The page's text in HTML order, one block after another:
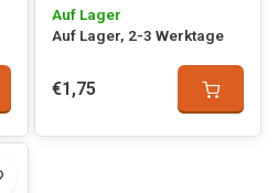
Auf Lager
Auf Lager, 2-3 Werktage
€1,75